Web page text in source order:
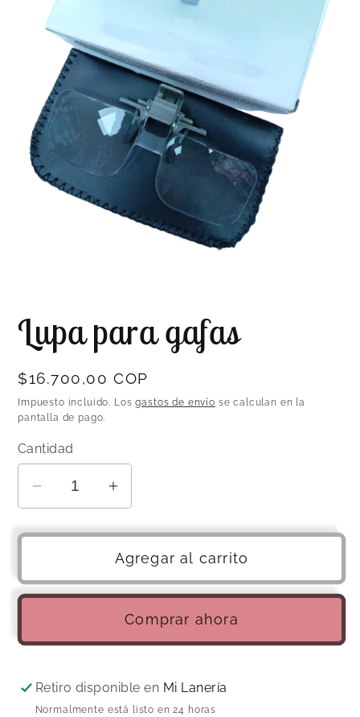
multimedia
1
en
ventana
modal
Lupa para gafas
Precio
habitual
$16.700,00 COP
Impuesto incluido. Losgastos de envío se calculan en la
pantalla de pago.
Cantidad
Reducir
para
para
gafas
Aumentar
para
Lupa
para
gafas
Agregar al carrito
Comprar ahora
Retiro disponible en Mi Lanería
Normalmente está listo en 24 horas